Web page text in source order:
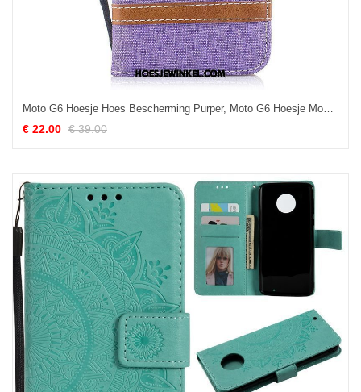
Moto G6 Hoesje Hoes Bescherming Purper, Moto G6 Hoesje Mobiele Telefoon Folio
€ 22.00 € 39.00